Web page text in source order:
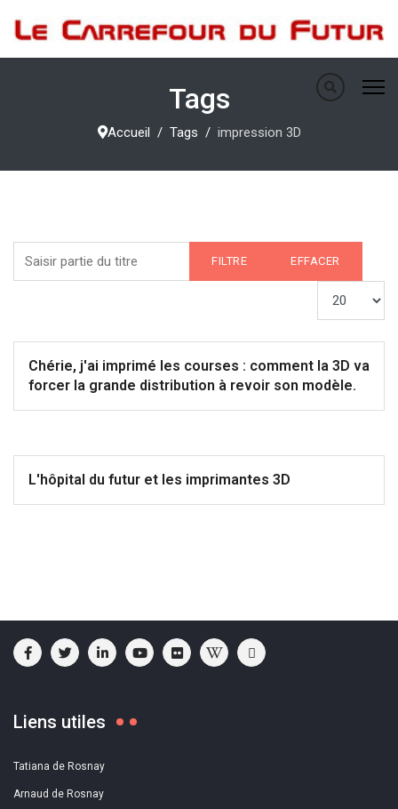
Tags
Accueil Tags impression 3D
FILTRE EFFACER
Chérie, j'ai imprimé les courses : comment la 3D va
forcer la grande distribution à revoir son modèle.
L'hôpital du futur et les imprimantes 3D
Liens utiles
Tatiana de Rosnay
Arnaud de Rosnay